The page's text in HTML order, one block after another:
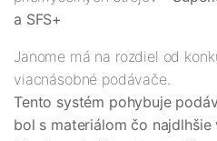
a SFS+
Janome má na rozdiel od
viacnásobné podávače.
Tento systém pohybuje
bol s materiálom čo